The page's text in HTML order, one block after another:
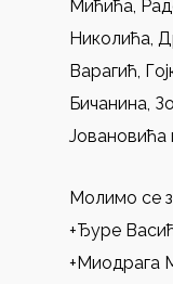
Мићића,
Николића,
Варагић,
Бичанина,
Јовановића
Молимо се
+Ђуре
+Миодрага